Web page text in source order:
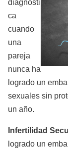
diagnosti
ca
cuando
una
pareja
nunca ha
logrado un
sexuales sin
un año.
Infertilidad
logrado un